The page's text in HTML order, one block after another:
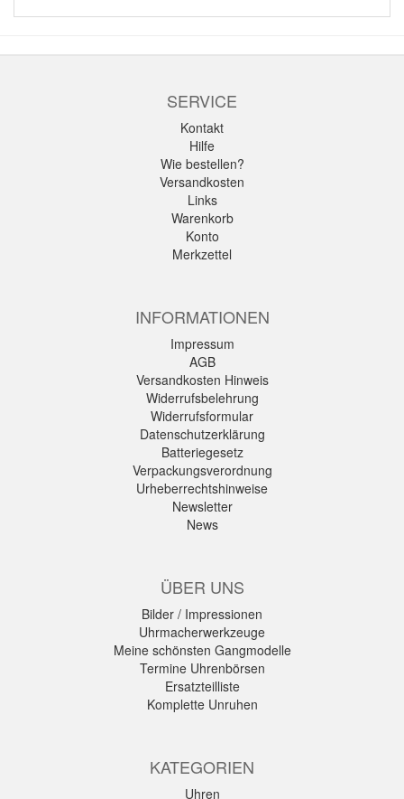
SERVICE
Kontakt
Hilfe
Wie bestellen?
Versandkosten
Links
Warenkorb
Konto
Merkzettel
INFORMATIONEN
Impressum
AGB
Versandkosten Hinweis
Widerrufsbelehrung
Widerrufsformular
Datenschutzerklärung
Batteriegesetz
Verpackungsverordnung
Urheberrechtshinweise
Newsletter
News
ÜBER UNS
Bilder / Impressionen
Uhrmacherwerkzeuge
Meine schönsten Gangmodelle
Termine Uhrenbörsen
Ersatzteilliste
Komplette Unruhen
KATEGORIEN
Uhren